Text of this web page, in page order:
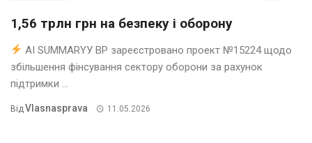
1,56 трлн грн на безпеку і оборону
AI SUMMARYУ ВР зареєстровано проект №15224 щодо
збільшення фінсування сектору оборони за рахунок
підтримки ...
ВідVlasnasprava 11.05.2026